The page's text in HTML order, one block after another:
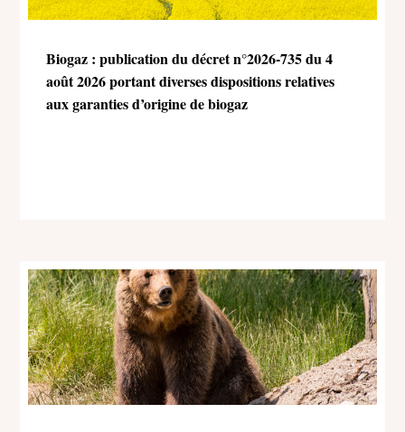
Biogaz : publication du décret n°2026-735 du 4
août 2026 portant diverses dispositions relatives
aux garanties d’origine de biogaz